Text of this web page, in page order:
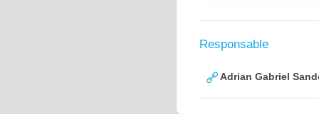
Responsable
Adrian Gabriel